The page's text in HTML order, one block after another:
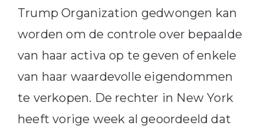
Trump Organization gedwongen kan
worden om de controle over bepaalde
van haar activa op te geven of enkele
van haar waardevolle eigendommen
te verkopen. De rechter in New York
heeft vorige week al geoordeeld dat